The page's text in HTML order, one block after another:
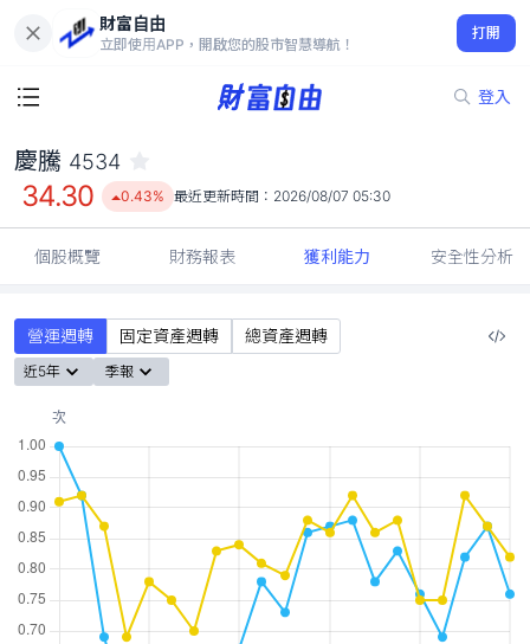
財富自由
立即使用APP，開啟您的股市智慧導航！
打開
登入
34.30
0.43%
慶騰 4534
34.30 0.43% 最近更新時間： 2026/08/07 05:30
個股概覽 財務報表 獲利能力 安全性分析
營運週轉 固定資產週轉 總資產週轉
近5年 季報